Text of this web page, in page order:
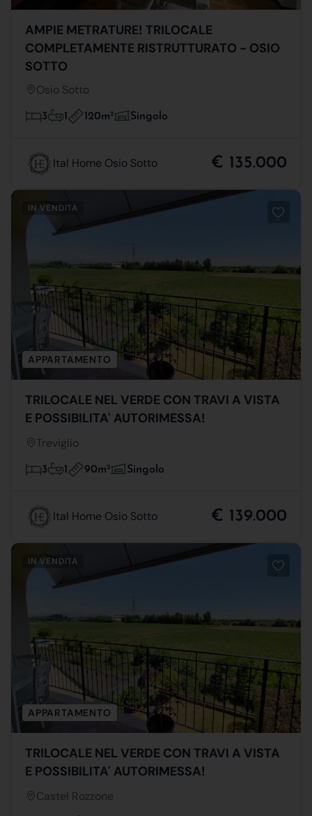
AMPIE METRATURE! TRILOCALE
COMPLETAMENTE RISTRUTTURATO - OSIO
SOTTO
Osio Sotto
3 1 120m2 Singolo
Ital Home Osio Sotto € 135.000
IN VENDITA
APPARTAMENTO
TRILOCALE NEL VERDE CON TRAVI A VISTA
E POSSIBILITA' AUTORIMESSA!
Treviglio
3 1 90m2 Singolo
Ital Home Osio Sotto € 139.000
IN VENDITA
APPARTAMENTO
TRILOCALE NEL VERDE CON TRAVI A VISTA
E POSSIBILITA' AUTORIMESSA!
Castel Rozzone